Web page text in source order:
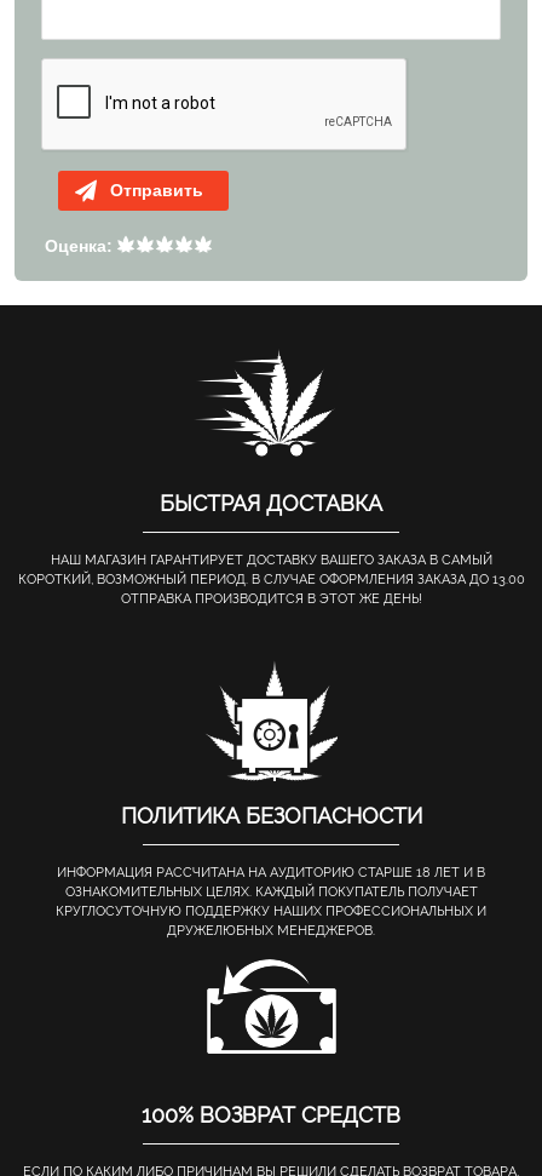
Отправить
Оценка:
БЫСТРАЯ ДОСТАВКА
НАШ МАГАЗИН ГАРАНТИРУЕТ ДОСТАВКУ ВАШЕГО ЗАКАЗА В САМЫЙ
КОРОТКИЙ, ВОЗМОЖНЫЙ ПЕРИОД. В СЛУЧАЕ ОФОРМЛЕНИЯ ЗАКАЗА ДО 13.00
ОТПРАВКА ПРОИЗВОДИТСЯ В ЭТОТ ЖЕ ДЕНЬ!
ПОЛИТИКА БЕЗОПАСНОСТИ
ИНФОРМАЦИЯ РАССЧИТАНА НА АУДИТОРИЮ СТАРШЕ 18 ЛЕТ И В
ОЗНАКОМИТЕЛЬНЫХ ЦЕЛЯХ. КАЖДЫЙ ПОКУПАТЕЛЬ ПОЛУЧАЕТ
КРУГЛОСУТОЧНУЮ ПОДДЕРЖКУ НАШИХ ПРОФЕССИОНАЛЬНЫХ И
ДРУЖЕЛЮБНЫХ МЕНЕДЖЕРОВ.
100% ВОЗВРАТ СРЕДСТВ
ЕСЛИ ПО КАКИМ ЛИБО ПРИЧИНАМ ВЫ РЕШИЛИ СДЕЛАТЬ ВОЗВРАТ ТОВАРА,